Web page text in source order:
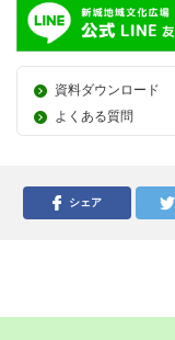
資料ダウンロード
よくある質問
シェア